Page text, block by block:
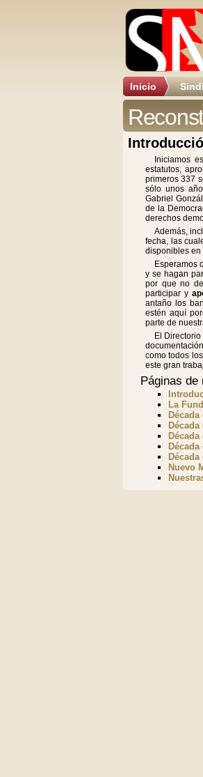
Inicio
Iniciamos
estatutos,
primeros 337
sólo unos
Gabriel
de la
derechos
Además,
fecha, las
disponibles en
Esperamos
y se hagan
por que no
participar y
antaño los
estén aquí
parte de
El
como todos
este gran
Páginas de
La
Nuevo